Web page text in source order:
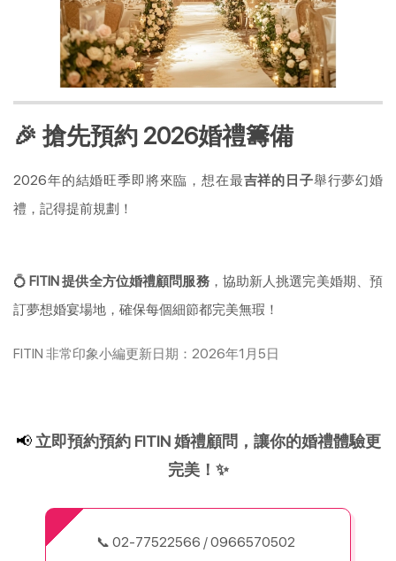
🎉 搶先預約 2026婚禮籌備
2026年的結婚旺季即將來臨，想在最吉祥的日子舉行夢幻婚
禮，記得提前規劃！
💍FITIN 提供全方位婚禮顧問服務，協助新人挑選完美婚期、預
訂夢想婚宴場地，確保每個細節都完美無瑕！
FITIN 非常印象小編更新日期：2026年1月5日
📢 立即預約預約 FITIN 婚禮顧問，讓你的婚禮體驗更
完美！✨
📞 02-77522566 / 0966570502